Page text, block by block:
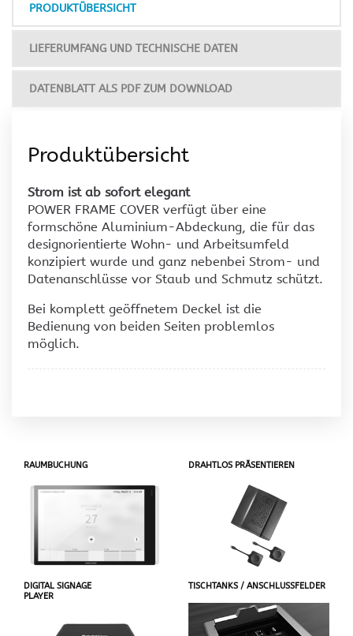
PRODUKTÜBERSICHT
LIEFERUMFANG UND TECHNISCHE DATEN
DATENBLATT ALS PDF ZUM DOWNLOAD
Produktübersicht
Strom ist ab sofort elegant
POWER FRAME COVER verfügt über eine
formschöne Aluminium-Abdeckung, die für das
designorientierte Wohn- und Arbeitsumfeld
konzipiert wurde und ganz nebenbei Strom- und
Datenanschlüsse vor Staub und Schmutz schützt.
Bei komplett geöffnetem Deckel ist die
Bedienung von beiden Seiten problemlos
möglich.
RAUMBUCHUNG DRAHTLOS PRÄSENTIEREN
DIGITAL SIGNAGE
PLAYER
TISCHTANKS / ANSCHLUSSFELDER